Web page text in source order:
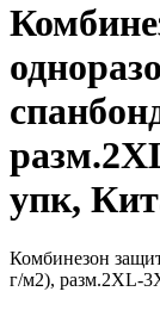
упк,
Комбинезон
г/м2), разм.2XL-